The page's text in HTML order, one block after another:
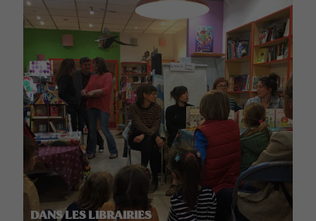
DANS LES LIBRAIRIES